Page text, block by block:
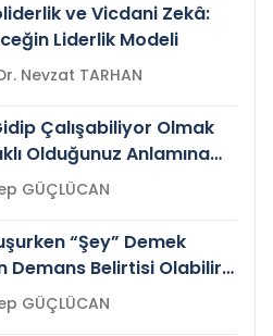
ve Vicdani Zekâ:
Liderlik Modeli
Prof.Dr. Nevzat TARHAN
Çalışabiliyor Olmak
Olduğunuz Anlamına
mi?Zeynep GÜÇLÜCAN
“Şey” Demek
Demans Belirtisi Olabilir
Zeynep GÜÇLÜCAN